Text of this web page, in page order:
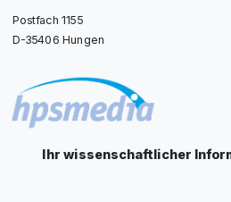
Postfach 1155
D-35406 Hungen
Ihr wissenschaftlicher